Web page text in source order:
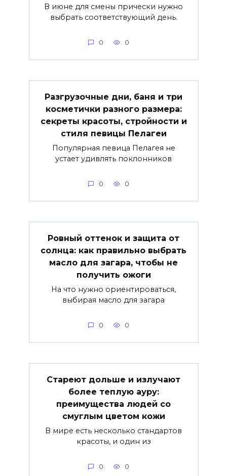
В июне для смены прически нужно
выбрать соответствующий день.
0 0
Разгрузочные дни, баня и три
косметички разного размера:
секреты красоты, стройности и
стиля певицы Пелагеи
Популярная певица Пелагея не
устает удивлять поклонников
0 0
Ровный оттенок и защита от
солнца: как правильно выбрать
масло для загара, чтобы не
получить ожоги
На что нужно ориентироваться,
выбирая масло для загара
0 0
Стареют дольше и излучают
более теплую ауру:
преимущества людей со
смуглым цветом кожи
В мире есть несколько стандартов
красоты, и один из
0 0